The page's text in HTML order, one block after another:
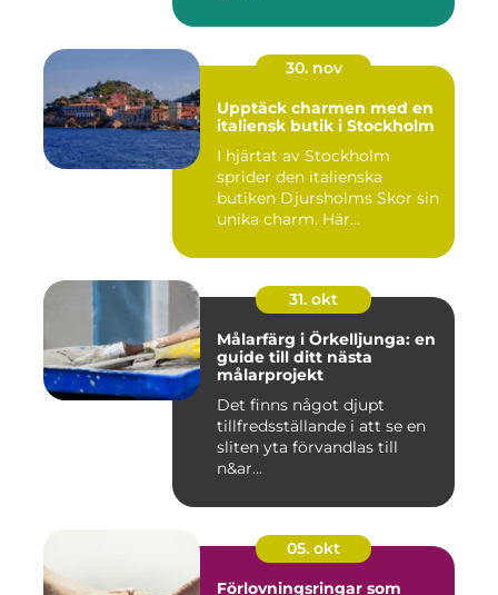
30. nov
Upptäck charmen med en
italiensk butik i Stockholm
I hjärtat av Stockholm
sprider den italienska
butiken Djursholms Skor sin
unika charm. Här...
31. okt
Målarfärg i Örkelljunga: en
guide till ditt nästa
målarprojekt
Det finns något djupt
tillfredsställande i att se en
sliten yta förvandlas till
n&ar...
05. okt
Förlovningsringar som